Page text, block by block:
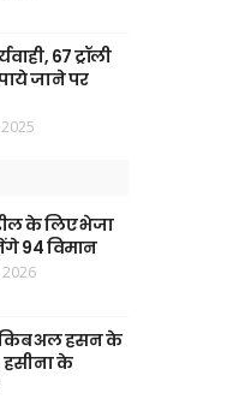
67 ट्रॉली
जाने पर
के लिए भेजा
94 विमान
अल हसन के
हसीना के